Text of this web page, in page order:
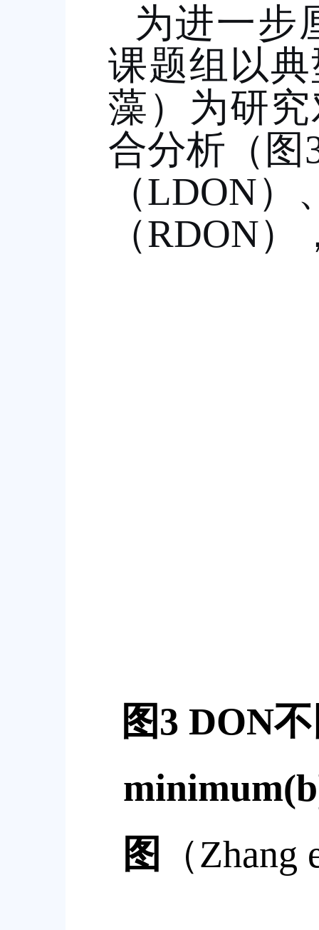
为进一步
课题组以
藻）为研
合分析（图
（LDON）
（RDON）
图3 DON
minimum
图
（Zhang